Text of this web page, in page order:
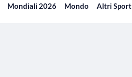
Mondiali 2026 Mondo Altri Sport